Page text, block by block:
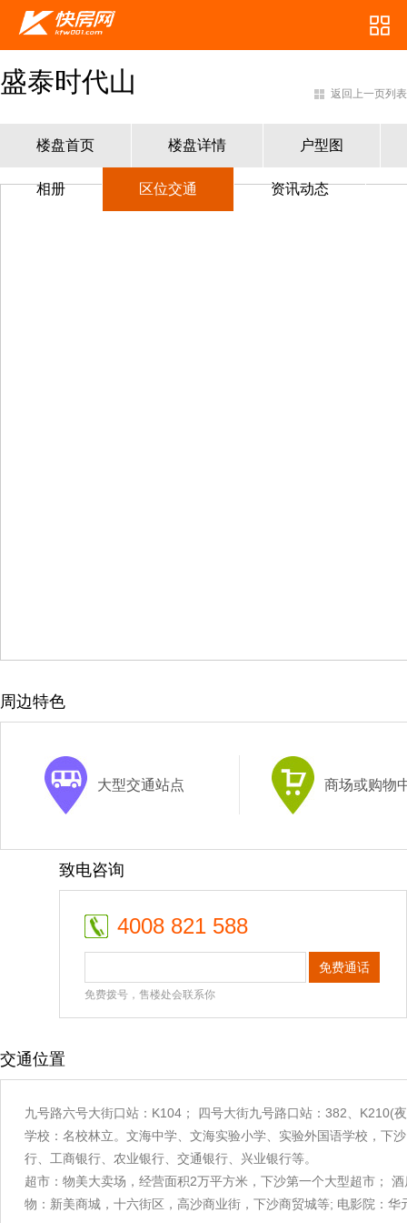
盛泰时代山 返回上一页列表
楼盘首页 楼盘详情 户型图
相册 区位交通 资讯动态
周边特色
大型交通站点 商场或购物
致电咨询
4008 821 588
免费通话
免费拨号，售楼处会联系你
交通位置
九号路六号大街口站：K104； 四号大街九号路口站：382、K210(
学校：名校林立。文海中学、文海实验小学、实验外国语学校，
行、工商银行、农业银行、交通银行、兴业银行等。
超市：物美大卖场，经营面积2万平方米，下沙第一个大型超市；
物：新美商城，十六街区，高沙商业街，下沙商贸城等; 电影院：